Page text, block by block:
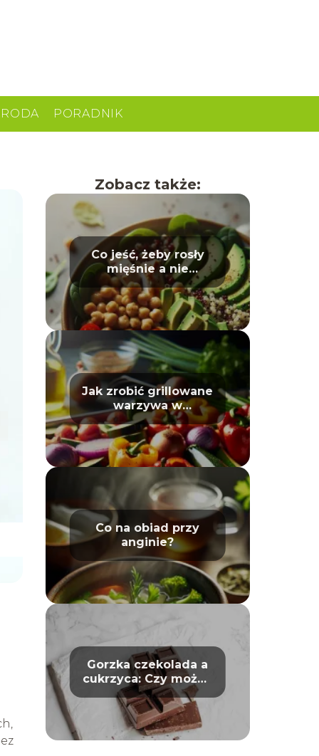
PORADNIK
Zobacz także:
Co jeść, żeby rosły
mięśnie a nie
tłuszcz? Dieta dla
sportowców
Jak zrobić grillowane
warzywa w
piekarniku – poradnik
Co na obiad przy
anginie?
Gorzka czekolada a
cukrzyca: Czy można
bezpiecznie ją jeść?